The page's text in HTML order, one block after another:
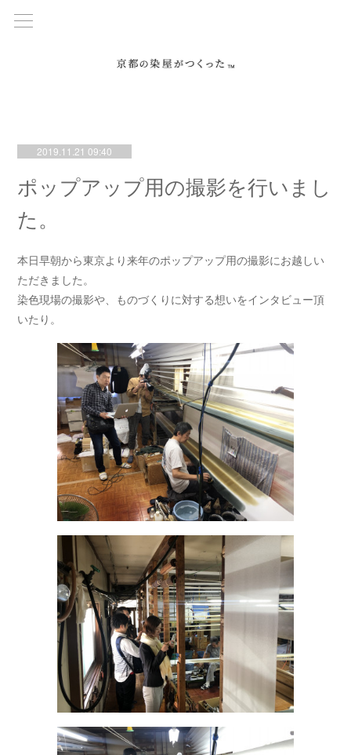
2019.11.21 09:40
ポップアップ用の撮影を行いまし
た。
本日早朝から東京より来年のポップアップ用の撮影にお越しい
ただきました。
染色現場の撮影や、ものづくりに対する想いをインタビュー頂
いたり。